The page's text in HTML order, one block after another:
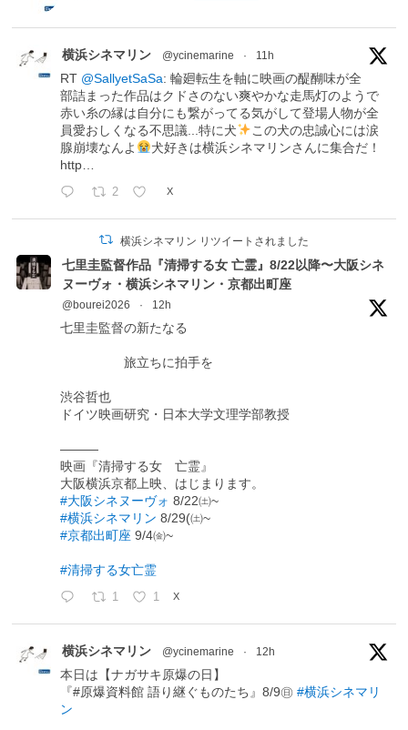
横浜シネマリン @ycinemarine · 11h
RT @SallyetSaSa: 輪廻転生を軸に映画の醍醐味が全
部詰まった作品はクドさのない爽やかな走馬灯のようで
赤い糸の縁は自分にも繋がってる気がして登場人物が全
員愛おしくなる不思議...特に犬
この犬の忠誠心には涙
腺崩壊なんよ
犬好きは横浜シネマリンさんに集合だ！
http…
2 X
横浜シネマリン リツイートされました
七里圭監督作品『清掃する女 亡霊』8/22以降〜大阪シネ
ヌーヴォ・横浜シネマリン・京都出町座
@bourei2026 · 12h
七里圭監督の新たなる
旅立ちに拍手を
渋谷哲也
ドイツ映画研究・日本大学文理学部教授
―――
映画『清掃する女 亡霊』
大阪横浜京都上映、はじまります。
#大阪シネヌーヴォ 8/22㈯~
#横浜シネマリン 8/29(㈯~
#京都出町座 9/4㈮~
#清掃する女亡霊
1 1 X
横浜シネマリン @ycinemarine · 12h
本日は【ナガサキ原爆の日】
『#原爆資料館 語り継ぐものたち』8/9㊐#横浜シネマリ
ン